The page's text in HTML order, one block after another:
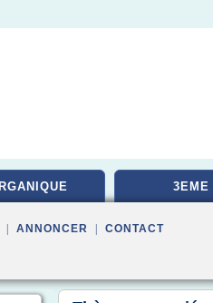
3EME
ANNONCER CONTACT